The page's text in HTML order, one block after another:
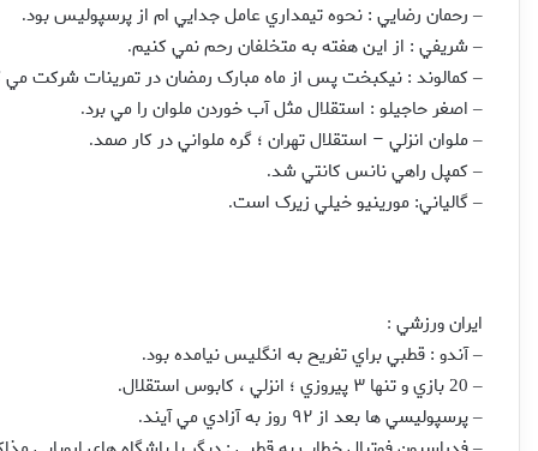
– رحمان رضايي : نحوه تيمداري عامل جدايي ام از پرسپوليس بود.
– شريفي : از اين هفته به متخلفان رحم نمي کنيم.
– کمالوند : نيکبخت پس از ماه مبارک رمضان در تمرينات شرکت مي
– اصغر حاجيلو : استقلال مثل آب خوردن ملوان را مي برد.
– ملوان انزلي – استقلال تهران ؛ گره ملواني در کار صمد.
– کمپل راهي نانس کانتي شد.
– گالياني: مورينيو خيلي زيرک است.
ايران ورزشي :
–آندو : قطبي براي تفريح به انگليس نيامده بود.
– 20
بازي و تنها ۳ پيروزي ؛ انزلي ، كابوس استقلال
.
– پرسپوليسي ها بعد از ۹۲ روز به آزادي مي آيند
.